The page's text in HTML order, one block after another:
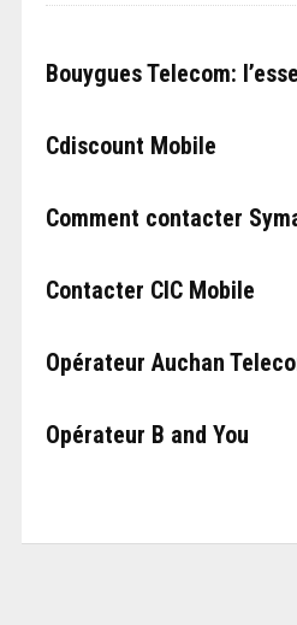
Bouygues Telecom:
Cdiscount Mobile
Comment contacter
Contacter CIC Mobile
Opérateur Auchan
Opérateur B and You